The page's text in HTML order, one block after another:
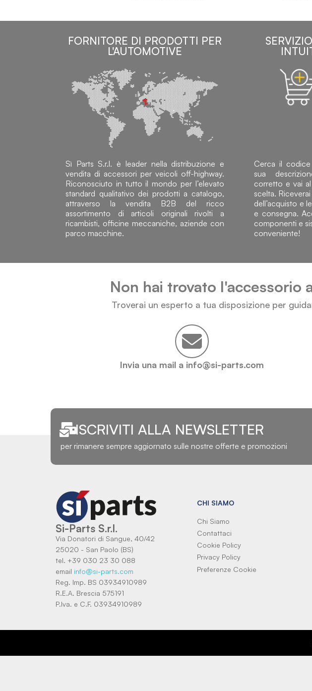
FORNITORE DI PRODOTTI PER
L'AUTOMOTIVE
Sì Parts S.r.l. è leader nella distribuzione e
vendita di accessori per veicoli off-highway.
Riconosciuto in tutto il mondo per l’elevato
standard qualitativo dei prodotti a catalogo,
attraverso la vendita B2B del ricco
assortimento di articoli originali rivolti a
ricambisti, officine meccaniche, aziende con
parco macchine.
Cerca il codice
sua
corretto e vai
scelta.
dell’acquisto e
e consegna.
componenti e
conveniente!
Non hai trovato l'accessorio
Troverai un esperto a tua disposizione per
Invia una mail a info@si-parts.com
ISCRIVITI ALLA NEWSLETTER
per rimanere sempre aggiornato sulle nostre offerte e promozioni
Si-Parts S.r.l.
Via Donatori di Sangue, 40/42
25020 - San Paolo (BS)
tel. +39 030 23 30 088
email info@si-parts.com
Reg. Imp. BS 03934910989
R.E.A. Brescia 575191
P.Iva. e C.F. 03934910989
CHI SIAMO
Chi Siamo
Contattaci
Cookie Policy
Privacy Policy
Preferenze Cookie